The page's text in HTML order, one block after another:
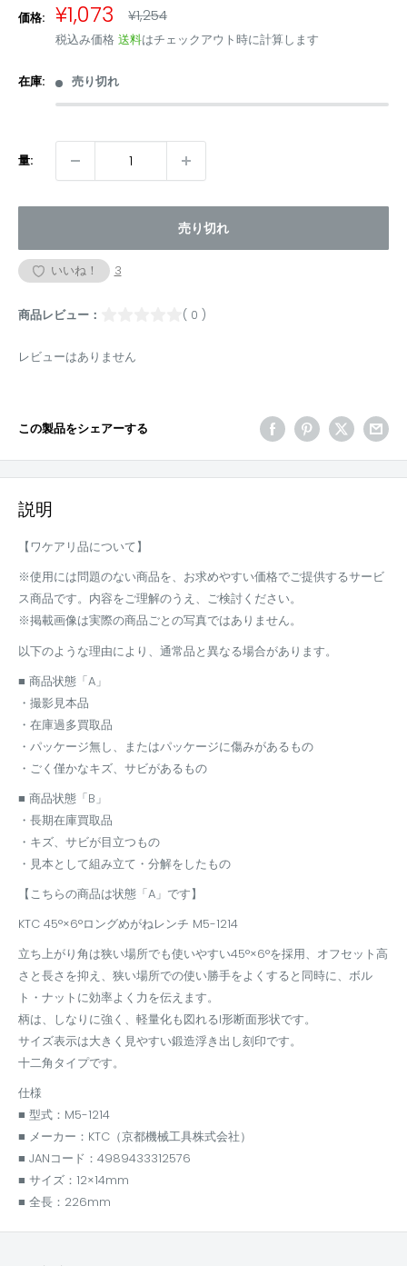
価格: 販
売
価
格
¥1,073 通
常
価
¥1,254
税込み価格 送料はチェックアウト時に計算します
在庫: 売り切れ
量:
売り切れ
いいね！ 3
商品レビュー： ( 0 )
レビューはありません
この製品をシェアーする
説明
【ワケアリ品について】
※使用には問題のない商品を、お求めやすい価格でご提供するサービ
ス商品です。内容をご理解のうえ、ご検討ください。
※掲載画像は実際の商品ごとの写真ではありません。
以下のような理由により、通常品と異なる場合があります。
■ 商品状態「A」
・撮影見本品
・在庫過多買取品
・パッケージ無し、またはパッケージに傷みがあるもの
・ごく僅かなキズ、サビがあるもの
■ 商品状態「B」
・長期在庫買取品
・キズ、サビが目立つもの
・見本として組み立て・分解をしたもの
【こちらの商品は状態「A」です】
KTC 45°×6°ロングめがねレンチ M5-1214
立ち上がり角は狭い場所でも使いやすい45°×6°を採用、オフセット高
さと長さを抑え、狭い場所での使い勝手をよくすると同時に、ボル
ト・ナットに効率よく力を伝えます。
柄は、しなりに強く、軽量化も図れるI形断面形状です。
サイズ表示は大きく見やすい鍛造浮き出し刻印です。
十二角タイプです。
仕様
■ 型式：M5-1214
■ メーカー：KTC（京都機械工具株式会社）
■ JANコード：4989433312576
■ サイズ：12×14mm
■ 全長：226mm